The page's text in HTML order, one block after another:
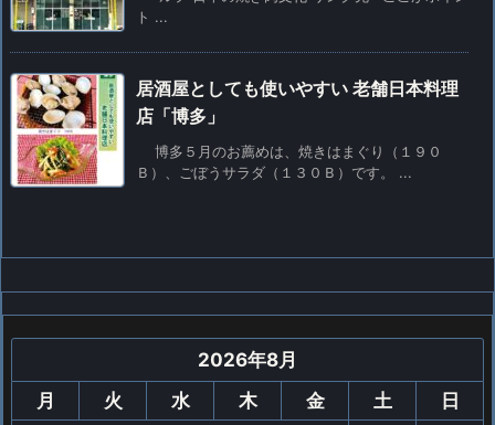
ト ...
居酒屋としても使いやすい 老舗日本料理
店「博多」
博多５月のお薦めは、焼きはまぐり（１９０
Ｂ）、ごぼうサラダ（１３０Ｂ）です。 ...
2026年8月
月
火 水 木 金 土
日